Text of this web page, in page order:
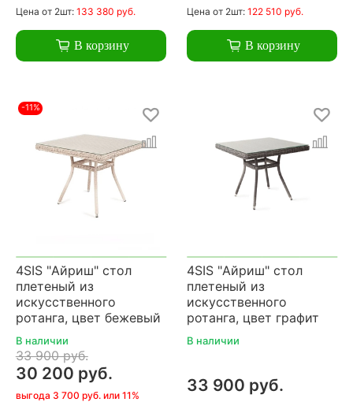
Цена от 2шт: 133 380 руб.
В корзину
Цена от 2шт: 122 510 руб.
В корзину
-11%
4SIS "Айриш" стол
плетеный из
искусственного
ротанга, цвет бежевый
В наличии
33 900 руб.
30 200 руб.
выгода 3 700 руб. или 11%
4SIS "Айриш" стол
плетеный из
искусственного
ротанга, цвет графит
В наличии
33 900 руб.